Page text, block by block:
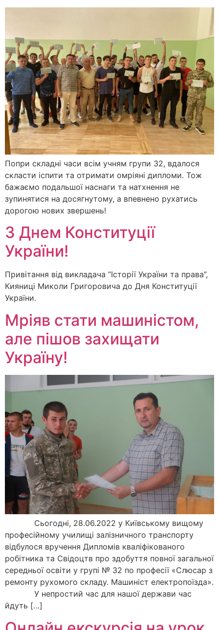
Попри складні часи всім учням групи 32, вдалося
скласти іспити та отримати омріяні дипломи. Тож
бажаємо подальшої наснаги та натхнення не
зупинятися на досягнутому, а впевнено рухатись
дорогою нових звершень!
З Днем Конституції
України!
Привітання від викладача “Історії України та права”,
Кияниці Миколи Григоровича до Дня Конституції
України.
Мріяв стати машиністом,
але пішов захищати
Україну!
Сьогодні, 28.06.2022 у Київському вищому
професійному училищі залізничного транспорту
відбулося вручення Дипломів кваліфікованого
робітника та Свідоцтв про здобуття повної загальної
середньої освіти у групі № 32 по професії «Слюсар з
ремонту рухомого складу. Машиніст електропоїзда».
У непростий час для нашої держави час
йдуть […]